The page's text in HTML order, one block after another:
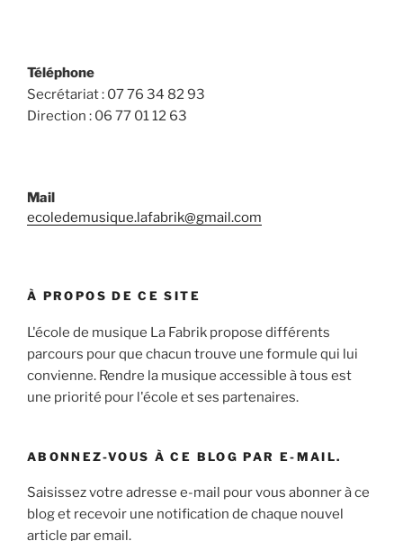
Téléphone
Secrétariat : 07 76 34 82 93
Direction : 06 77 01 12 63
Mail
ecoledemusique.lafabrik@gmail.com
À PROPOS DE CE SITE
L'école de musique La Fabrik propose différents
parcours pour que chacun trouve une formule qui lui
convienne. Rendre la musique accessible à tous est
une priorité pour l'école et ses partenaires.
ABONNEZ-VOUS À CE BLOG PAR E-MAIL.
Saisissez votre adresse e-mail pour vous abonner à ce
blog et recevoir une notification de chaque nouvel
article par email.